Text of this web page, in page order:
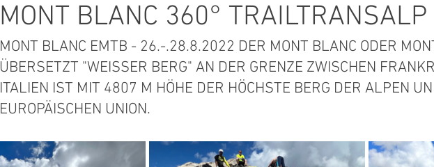
MONT BLANC 360° TRAILTRANSALP
MONT BLANC EMTB - 26.-.28.8.2022 DER MONT BLANC ODER
ÜBERSETZT "WEISSER BERG" AN DER GRENZE ZWISCHEN
ITALIEN IST MIT 4807 M HÖHE DER HÖCHSTE BERG DER ALPEN
EUROPÄISCHEN UNION.